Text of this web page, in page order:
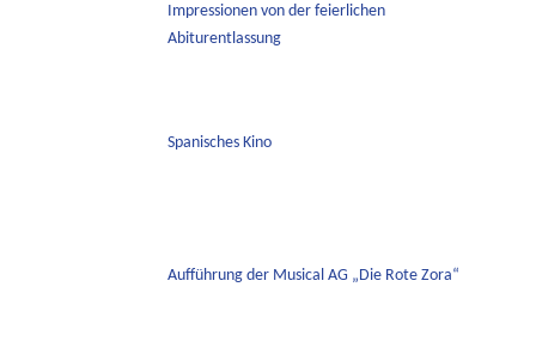
Impressionen von der feierlichen
Abiturentlassung
Spanisches Kino
Aufführung der Musical AG „Die Rote Zora“